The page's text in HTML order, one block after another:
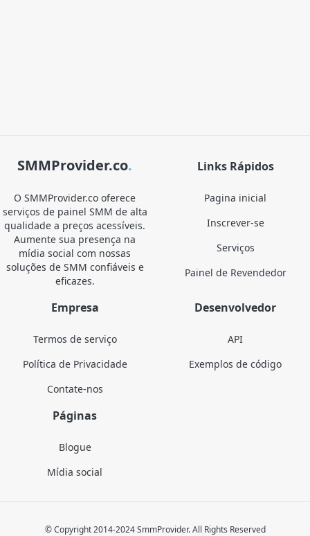
SMMProvider.co.
O SMMProvider.co oferece
serviços de painel SMM de alta
qualidade a preços acessíveis.
Aumente sua presença na
mídia social com nossas
soluções de SMM confiáveis e
eficazes.
Links Rápidos
Pagina inicial
Inscrever-se
Serviços
Painel de Revendedor
Empresa
Termos de serviço
Política de Privacidade
Contate-nos
Desenvolvedor
API
Exemplos de código
Páginas
Blogue
Mídia social
© Copyright 2014-2024 SmmProvider. All Rights Reserved